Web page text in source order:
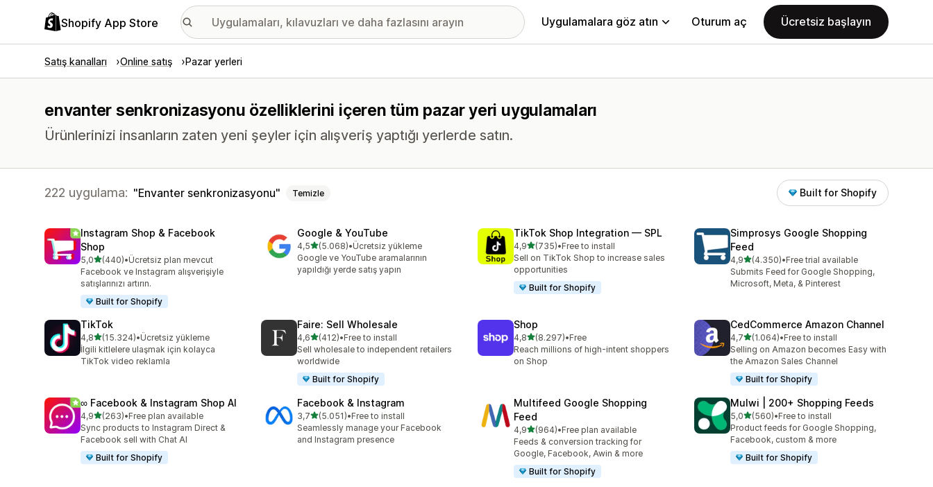
Shopify App Store Uygulamalara göz atın Oturum aç Ücretsiz başlayın
Satış kanalları Online satış Pazar yerleri
envanter senkronizasyonu özelliklerini içeren tüm pazar yeri uygulamaları
Ürünlerinizi insanların zaten yeni şeyler için alışveriş yaptığı yerlerde satın.
222 uygulama: Envanter senkronizasyonu Temizle Built for Shopify
Instagram Shop & Facebook
Shop
5,05 yıldız üzerinden
(440)
toplam 440 değerlendirme
•Ücretsiz plan mevcut
Facebook ve Instagram alışverişiyle
satışlarınızı artırın.
Built for Shopify
Google & YouTube
4,55 yıldız üzerinden
(5.068)
toplam 5068 değerlendirme
•Ücretsiz yükleme
Google ve YouTube aramalarının
yapıldığı yerde satış yapın
TikTok Shop Integration — SPL
4,95 yıldız üzerinden
(735)
toplam 735 değerlendirme
•Free to install
Sell on TikTok Shop to increase sales
opportunities
Built for Shopify
Simprosys Google Shopping
Feed
4,95 yıldız üzerinden
(4.350)
toplam 4350 değerlendirme
•Free trial available
Submits Feed for Google Shopping,
Microsoft, Meta, & Pinterest
TikTok
4,85 yıldız üzerinden
(15.324)
toplam 15324 değerlendirme
•Ücretsiz yükleme
İlgili kitlelere ulaşmak için kolayca
TikTok video reklamla
Faire: Sell Wholesale
4,65 yıldız üzerinden
(412)
toplam 412 değerlendirme
•Free to install
Sell wholesale to independent retailers
worldwide
Built for Shopify
Shop
4,85 yıldız üzerinden
(8.297)
toplam 8297 değerlendirme
•Free
Reach millions of high-intent shoppers
on Shop
CedCommerce Amazon Channel
4,75 yıldız üzerinden
(1.064)
toplam 1064 değerlendirme
•Free to install
Selling on Amazon becomes Easy with
the Amazon Sales Channel
Built for Shopify
∞ Facebook & Instagram Shop AI
4,95 yıldız üzerinden
(263)
toplam 263 değerlendirme
•Free plan available
Sync products to Instagram Direct &
Facebook sell with Chat AI
Built for Shopify
Facebook & Instagram
3,75 yıldız üzerinden
(5.051)
toplam 5051 değerlendirme
•Free to install
Seamlessly manage your Facebook
and Instagram presence
Multifeed Google Shopping
Feed
4,95 yıldız üzerinden
(964)
toplam 964 değerlendirme
•Free plan available
Feeds & conversion tracking for
Google, Facebook, Awin & more
Built for Shopify
Mulwi | 200+ Shopping Feeds
5,05 yıldız üzerinden
(560)
toplam 560 değerlendirme
•Free to install
Product feeds for Google Shopping,
Facebook, custom & more
Built for Shopify